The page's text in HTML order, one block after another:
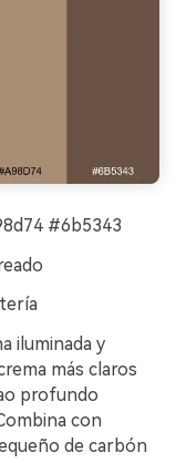
#6b5343
iluminada y
más claros
profundo
con
de carbón